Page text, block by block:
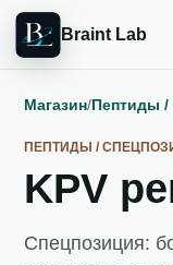
Braint Lab
Магазин/Пептиды /
ПЕПТИДЫ /
KPV
Спецпозиция: